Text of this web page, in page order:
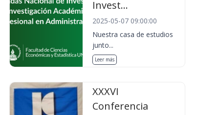
Invest...
2025-05-07 09:00:00
Nuestra casa de estudios
junto...
Leer más
XXXVI
Conferencia